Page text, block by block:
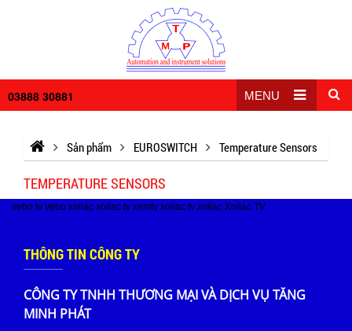
03888 30881 MENU
Sản phẩm EUROSWITCH Temperature Sensors
TEMPERATURE SENSORS
vebo tv vebo xoilac xoilac tv xemtv xoilac tv xoilac Xoilac TV
THÔNG TIN CÔNG TY
CÔNG TY TNHH THƯƠNG MẠI VÀ DỊCH VỤ TĂNG
MINH PHÁT